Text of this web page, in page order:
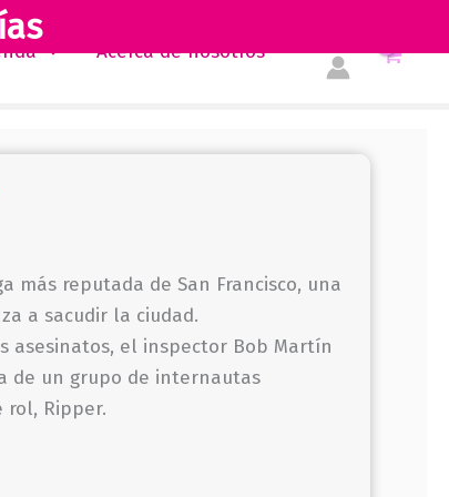
Acerca de nosotros
más reputada de San Francisco, una
a sacudir la ciudad.
asesinatos, el inspector Bob Martín
de un grupo de internautas
rol, Ripper.